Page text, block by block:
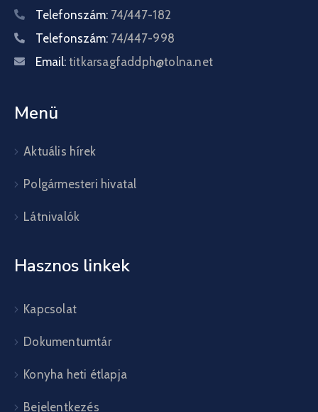
Telefonszám: 74/447-182
Telefonszám: 74/447-998
Email: titkarsagfaddph@tolna.net
Menü
Aktuális hírek
Polgármesteri hivatal
Látnivalók
Hasznos linkek
Kapcsolat
Dokumentumtár
Konyha heti étlapja
Bejelentkezés